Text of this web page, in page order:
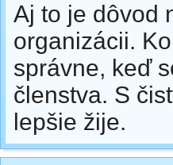
Aj to je dôvod
organizácii.
správne, keď
členstva. S
lepšie žije.